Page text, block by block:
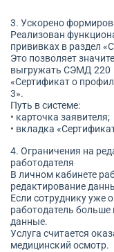
3. Ускорено
Реализован
прививках в раздел
Это позволяет
выгружать СЭМД 220
«Сертификат о
3».
Путь в системе:
• карточка заявителя;
• вкладка
4. Ограничения на
работодателя
В личном кабинете
редактирование
Если сотруднику уже
работодатель
данные.
Услуга считается
медицинский осмотр.